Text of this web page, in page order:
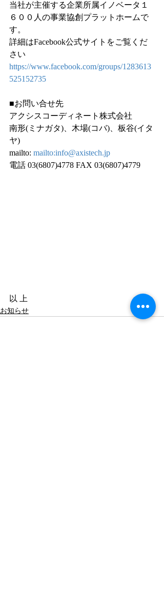
当社が主催する企業所属イノベータ１
６００人の事業協創プラットホームで
す。
詳細はFacebook公式サイトをご覧くだ
さい
https://www.facebook.com/groups/1283613
525152735
■お問い合せ先
アクシスコーディネート株式会社
南形(ミナガタ)、木場(コバ)、板谷(イタ
ヤ)
mailto: mailto:info@axistech.jp
電話 03(6807)4778 FAX 03(6807)4779
以 上
お知らせ